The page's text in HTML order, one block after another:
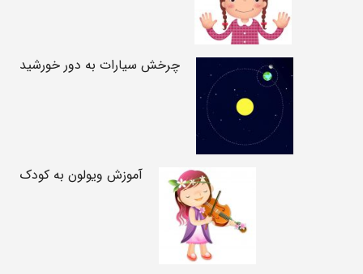
چرخش سیارات به دور خورشید
آموزش ویولون به کودک